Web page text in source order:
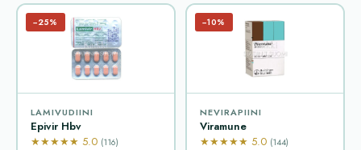
−25%
LAMIVUDIINI
Epivir Hbv
★★★★★ 5.0 (116)
−10%
NEVIRAPIINI
Viramune
★★★★★ 5.0 (144)